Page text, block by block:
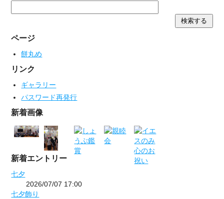
ページ
餅丸め
リンク
ギャラリー
パスワード再発行
新着画像
新着エントリー
七夕
2026/07/07 17:00
七夕飾り